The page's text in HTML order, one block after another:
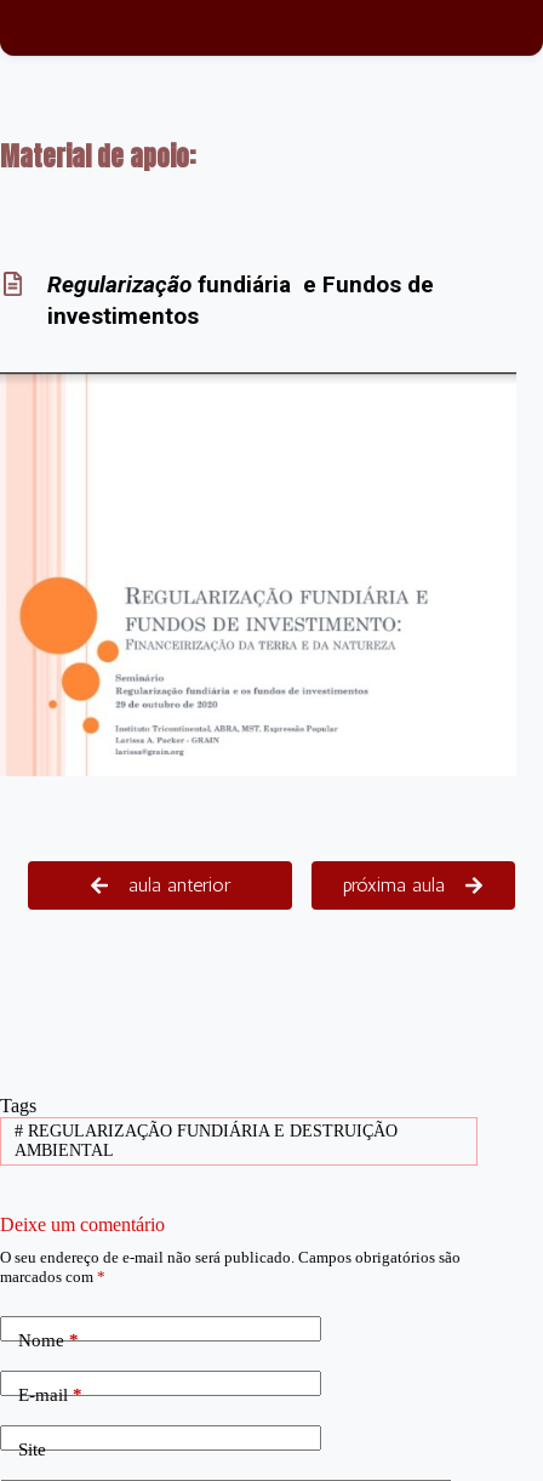
Material de apoio:
Regularização fundiária e Fundos de
investimentos
aula anterior próxima aula
Tags
#REGULARIZAÇÃO FUNDIÁRIA E DESTRUIÇÃO
AMBIENTAL
Deixe um comentário
O seu endereço de e-mail não será publicado. Campos obrigatórios são
marcados com *
Nome*
E-mail*
Site